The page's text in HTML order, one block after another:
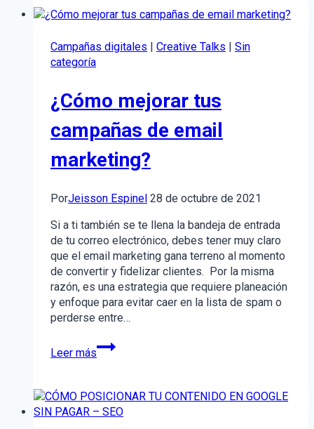
con
tu
El
Storytelling
tu
Campañas digitales | Creative Talks | Sin
categoría
¿Cómo mejorar tus
campañas de email
marketing?
PorJeisson Espinel 28 de octubre de 2021
Si a ti también se te llena la bandeja de entrada
de tu correo electrónico, debes tener muy claro
que el email marketing gana terreno al momento
de convertir y fidelizar clientes. Por la misma
razón, es una estrategia que requiere planeación
y enfoque para evitar caer en la lista de spam o
perderse entre…
Leer más
¿Cómo
mejorar
campañas
de
email